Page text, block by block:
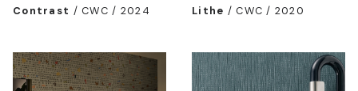
Contrast /CWC / 2024 Lithe /CWC / 2020